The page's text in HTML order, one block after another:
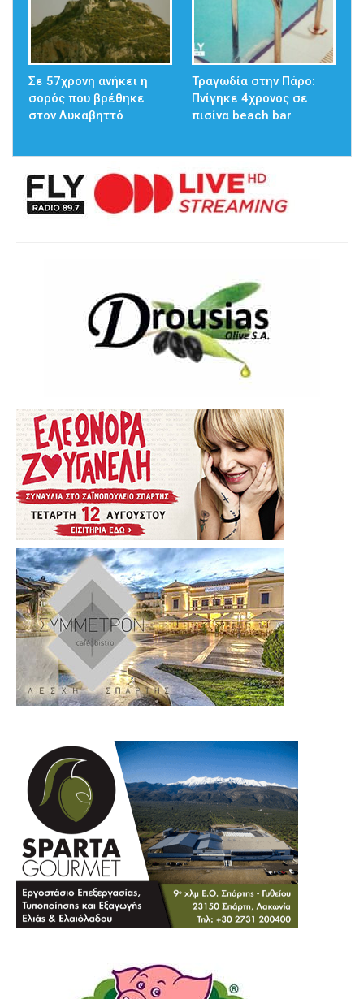
Σε 57χρονη ανήκει η
σορός που βρέθηκε
στον Λυκαβηττό
Τραγωδία στην Πάρο:
Πνίγηκε 4χρονος σε
πισίνα beach bar